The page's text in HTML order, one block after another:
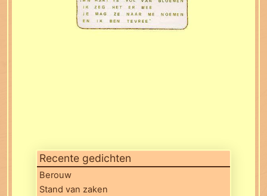
Recente gedichten
Berouw
Stand van zaken